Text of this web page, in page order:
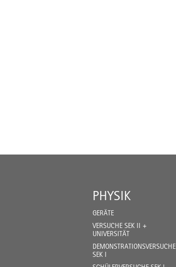
PHYSIK
GERÄTE
VERSUCHE SEK II +
UNIVERSITÄT
DEMONSTRATIONSVERSUCHE
SEK I